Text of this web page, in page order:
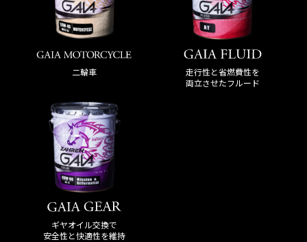
二輪車
走行性と省燃費性を
両立させたフルード
ギヤオイル交換で
安全性と快適性を維持